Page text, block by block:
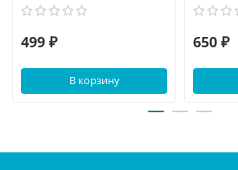
499 ₽
В корзину
650 ₽